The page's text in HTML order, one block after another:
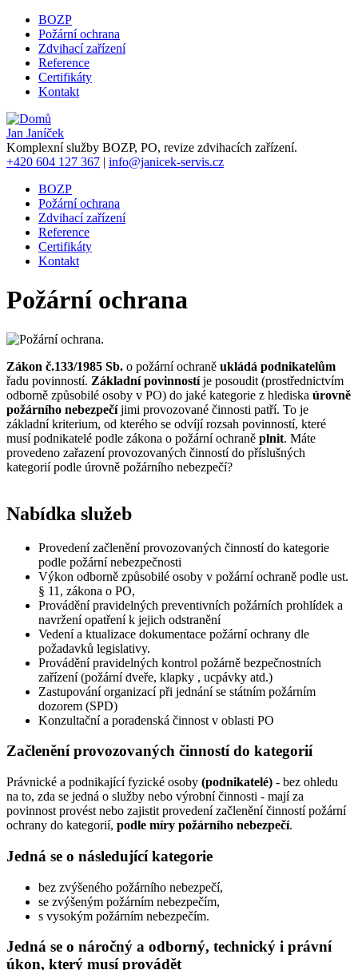
Přejít
hlavnímu
obsahu
Hlavní
navigace
BOZP
Požární ochrana
Zdvihací zařízení
Reference
Certifikáty
Kontakt
Jan Janíček
Komplexní služby BOZP, PO, revize zdvihacích zařízení.
+420 604 127 367 | info@janicek-servis.cz
Hlavní
navigace
BOZP
Požární ochrana
Zdvihací zařízení
Reference
Certifikáty
Kontakt
Požární ochrana
Zákon č.133/1985 Sb. o požární ochraně ukládá podnikatelům
řadu povinností. Základní povinnostíje posoudit (prostřednictvím
odborně způsobilé osoby v PO) do jaké kategorie z hlediska úrovně
požárního nebezpečíjimi provozované činnosti patří. To je
základní kriterium, od kterého se odvíjí rozsah povinností, které
musí podnikatelé podle zákona o požární ochraně plnit. Máte
provedeno zařazení provozovaných činností do příslušných
kategorií podle úrovně požárního nebezpečí?
Nabídka služeb
Provedení začlenění provozovaných činností do kategorie
podle požární nebezpečnosti
Výkon odborně způsobilé osoby v požární ochraně podle ust.
§ 11, zákona o PO,
Provádění pravidelných preventivních požárních prohlídek a
navržení opatření k jejich odstranění
Vedení a ktualizace dokumentace požární ochrany dle
požadavků legislativy.
Provádění pravidelných kontrol požárně bezpečnostních
zařízení (požární dveře, klapky , ucpávky atd.)
Zastupování organizací při jednání se státním požárním
dozorem (SPD)
Konzultační a poradenská činnost v oblasti PO
Začlenění provozovaných činností do kategorií
Právnické a podnikající fyzické osoby (podnikatelé) - bez ohledu
na to, zda se jedná o služby nebo výrobní činnosti - mají za
povinnost provést nebo zajistit provedení začlenění činností požární
ochrany do kategorií, podle míry požárního nebezpečí.
Jedná se o následující kategorie
bez zvýšeného požárního nebezpečí,
se zvýšeným požárním nebezpečím,
s vysokým požárním nebezpečím.
Jedná se o náročný a odborný, technický i právní
úkon, který musí provádět